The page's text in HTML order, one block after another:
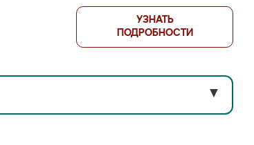
УЗНАТЬ
ПОДРОБНОСТИ
▼